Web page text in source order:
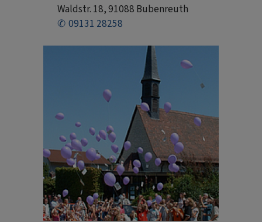
Waldstr. 18, 91088 Bubenreuth
09131 28258